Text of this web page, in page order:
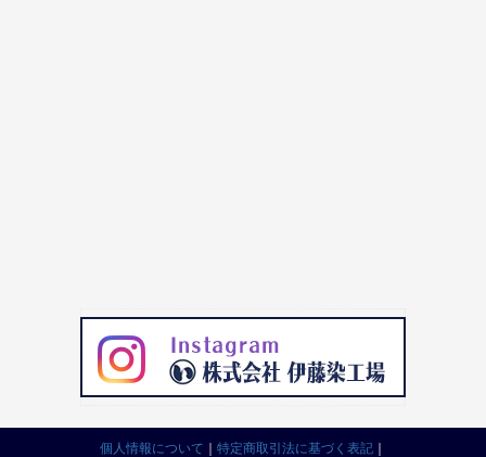
個人情報について ｜ 特定商取引法に基づく表記 ｜